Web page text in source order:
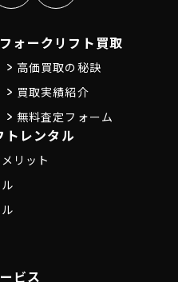
フォークリフト買取
高価買取の秘訣
買取実績紹介
無料査定フォーム
トレンタル
リット
ビス